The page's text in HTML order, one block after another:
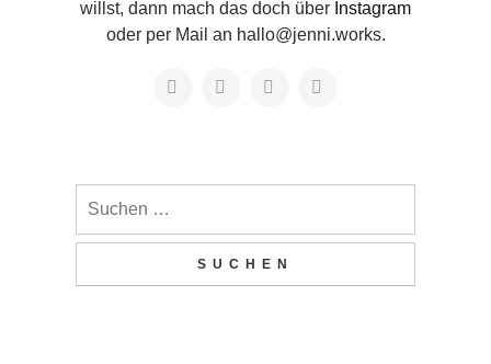
willst, dann mach das doch über Instagram
oder per Mail an hallo@jenni.works.